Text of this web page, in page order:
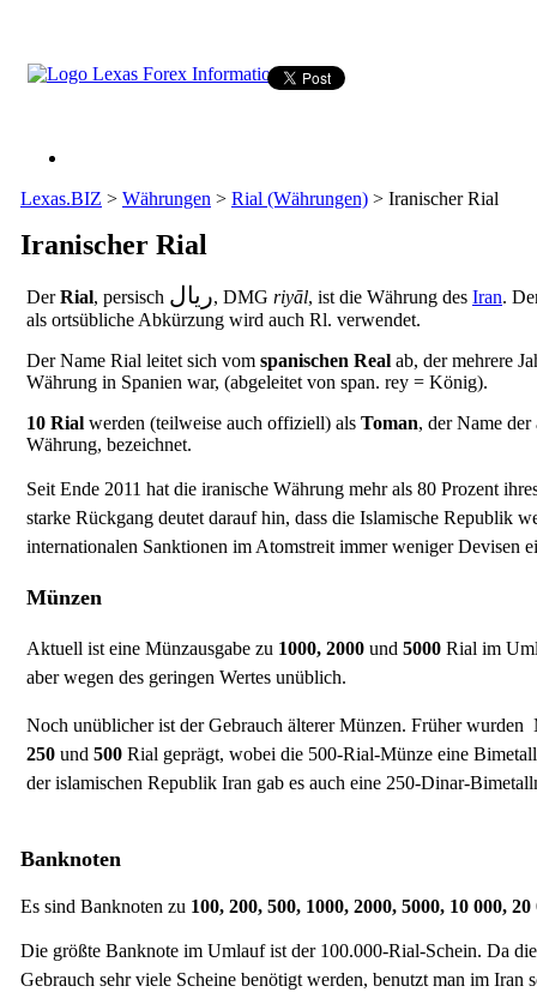
Lexas.BIZ > Währungen > Rial (Währungen) > Iranischer Rial
Iranischer Rial
DerRial ریال‎, DMG riyāl, ist die Währung des Iran.
als ortsübliche Abkürzung wird auch Rl. verwendet.
Der Name Rial leitet sich vom spanischen Real ab, der mehrere
Währung in Spanien war, (abgeleitet von span. rey = König).
10 Rial werden (teilweise auch offiziell) als Toman, der Name der
Währung, bezeichnet.
Seit Ende 2011 hat die iranische Währung mehr als 80 Prozent
starke Rückgang deutet darauf hin, dass die Islamische Republik
internationalen Sanktionen im Atomstreit immer weniger Devisen
Münzen
Aktuell ist eine Münzausgabe zu 1000, 2000 und 5000 Rial im
aber wegen des geringen Wertes unüblich.
Noch unüblicher ist der Gebrauch älterer Münzen. Früher
250 und 500 Rial geprägt, wobei die 500-Rial-Münze eine
der islamischen Republik Iran gab es auch eine 250-Dinar-
Banknoten
Es sind Banknoten zu 100, 200, 500, 1000, 2000, 5000, 10 000,
Die größte Banknote im Umlauf ist der 100.000-Rial-Schein. Da
Gebrauch sehr viele Scheine benötigt werden, benutzt man im Iran